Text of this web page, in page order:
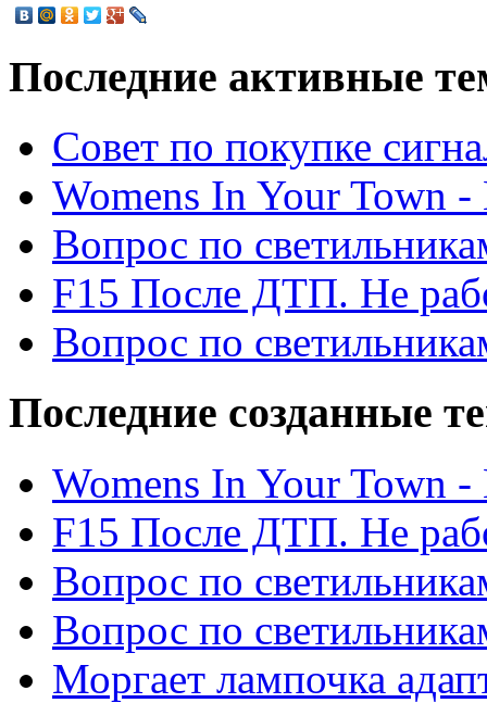
Последние активные
Cовет по покупке
Womens In Your Town
Вопрос по
F15 После ДТП. Не
Вопрос по
Последние созданные
Womens In Your Town
F15 После ДТП. Не
Вопрос по
Вопрос по
Моргает лампочка